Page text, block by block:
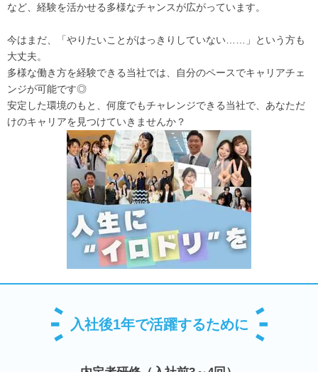
など、経験を活かせる多様なチャンスが広がっています。
今はまだ、「やりたいことがはっきりしていない……」という方も
大丈夫。
多様な働き方を経験できる当社では、自分のペースでキャリアチェ
ンジが可能です◎
安定した環境のもと、何度でもチャレンジできる当社で、あなただ
けのキャリアを見つけていきませんか？
入社後1年で活躍するために